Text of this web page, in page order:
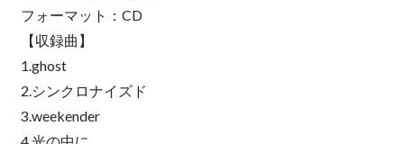
フォーマット：CD
【収録曲】
1.ghost
2.シンクロナイズド
3.weekender